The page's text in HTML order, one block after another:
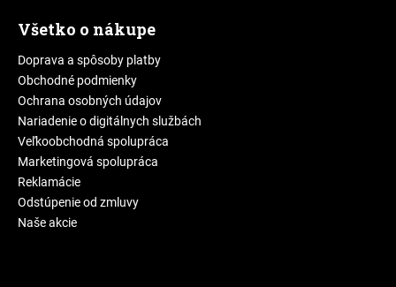
Všetko o nákupe
Doprava a spôsoby platby
Obchodné podmienky
Ochrana osobných údajov
Nariadenie o digitálnych službách
Veľkoobchodná spolupráca
Marketingová spolupráca
Reklamácie
Odstúpenie od zmluvy
Naše akcie